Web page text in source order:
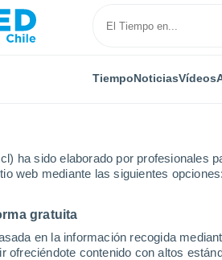
ha sido elaborado por profesionales
web mediante las siguientes opciones:
gratuita
en la información recogida
ofreciéndote contenido con altos
TiempoNoticiasVídeos
Pistoia Cutigliano